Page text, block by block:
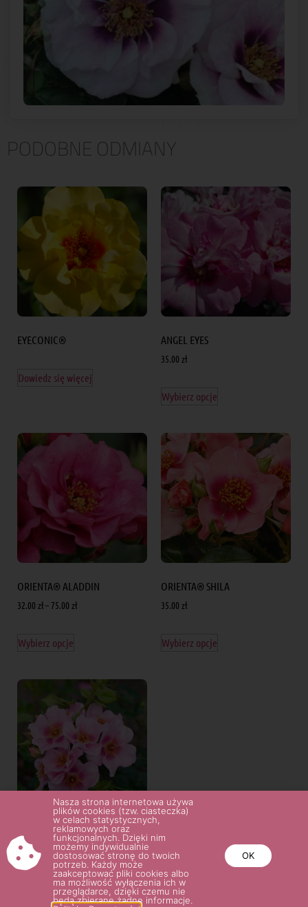
PODOBNE ODMIANY
EYECONIC®
Dowiedz się więcej
ANGEL EYES
35.00 zł
Wybierz opcje
ORIENTA® ALADDIN
32.00 zł– 75.00 zł
Wybierz opcje
ORIENTA® SHILA
35.00 zł
Wybierz opcje
ORIENTA® LAILA
32.00zł
Wybierz opcje
Nasza strona internetowa używa
plików cookies (tzw. ciasteczka)
w celach statystycznych,
reklamowych oraz
funkcjonalnych. Dzięki nim
możemy indywidualnie
dostosować stronę do twoich
potrzeb. Każdy może
zaakceptować pliki cookies albo
ma możliwość wyłączenia ich w
przeglądarce, dzięki czemu nie
będą zbierane żadne informacje.
OK